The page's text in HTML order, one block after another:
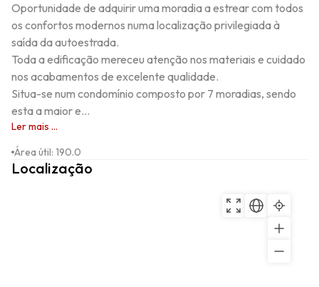
Oportunidade de adquirir uma moradia a estrear com todos
os confortos modernos numa localização privilegiada à
saída da autoestrada.
Toda a edificação mereceu atenção nos materiais e cuidado
nos acabamentos de excelente qualidade.
Situa-se num condomínio composto por 7 moradias, sendo
esta a maior e...
Ler mais ...
Área útil: 190.0
Localização